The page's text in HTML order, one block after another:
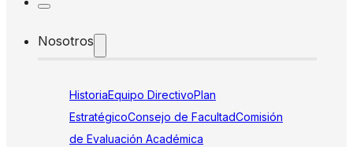
Nosotros
HistoriaEquipo DirectivoPlan
EstratégicoConsejo de FacultadComisión
de Evaluación Académica